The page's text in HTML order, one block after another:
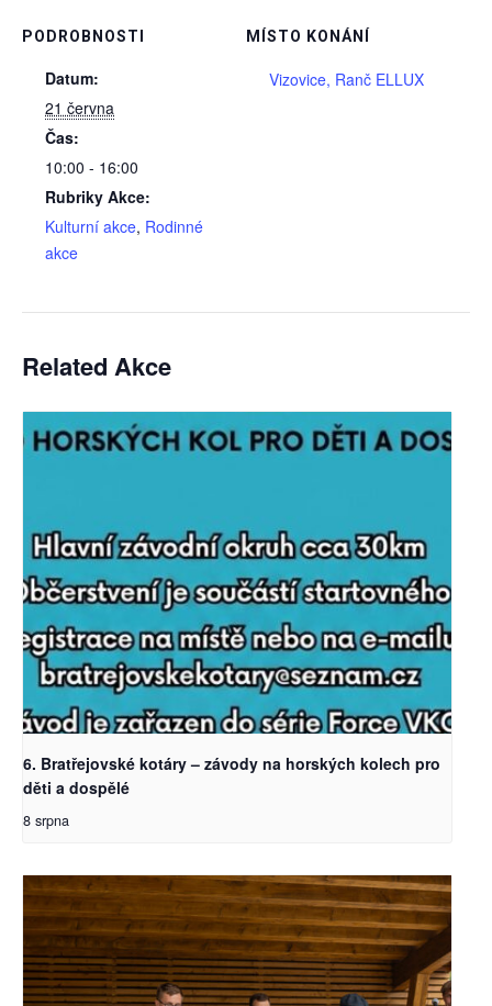
PODROBNOSTI
Datum:
21 června
Čas:
10:00 - 16:00
Rubriky Akce:
Kulturní akce, Rodinné
akce
MÍSTO KONÁNÍ
Vizovice, Ranč ELLUX
Related Akce
6. Bratřejovské kotáry – závody na horských kolech pro
děti a dospělé
8 srpna